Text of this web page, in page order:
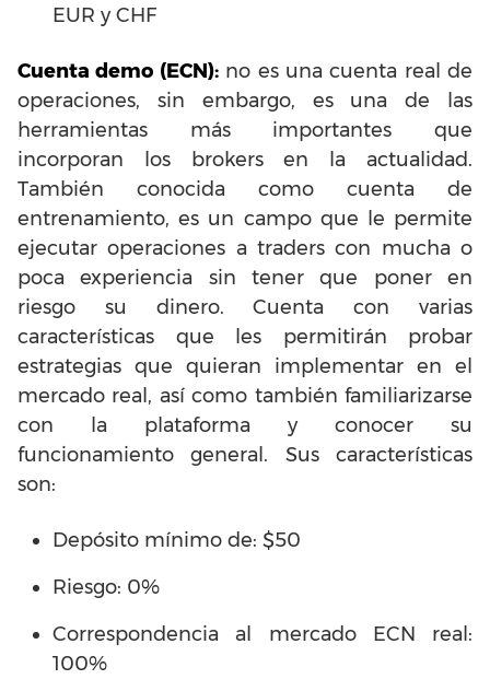
EUR y CHF
Cuenta demo (ECN):no es una cuenta real de
operaciones, sin embargo, es una de las
herramientas más importantes que
incorporan los brokers en la actualidad.
También conocida como cuenta de
entrenamiento, es un campo que le permite
ejecutar operaciones a traders con mucha o
poca experiencia sin tener que poner en
riesgo su dinero. Cuenta con varias
características que les permitirán probar
estrategias que quieran implementar en el
mercado real, así como también familiarizarse
con la plataforma y conocer su
funcionamiento general. Sus características
son:
Depósito mínimo de: $50
Riesgo: 0%
Correspondencia al mercado ECN real:
100%